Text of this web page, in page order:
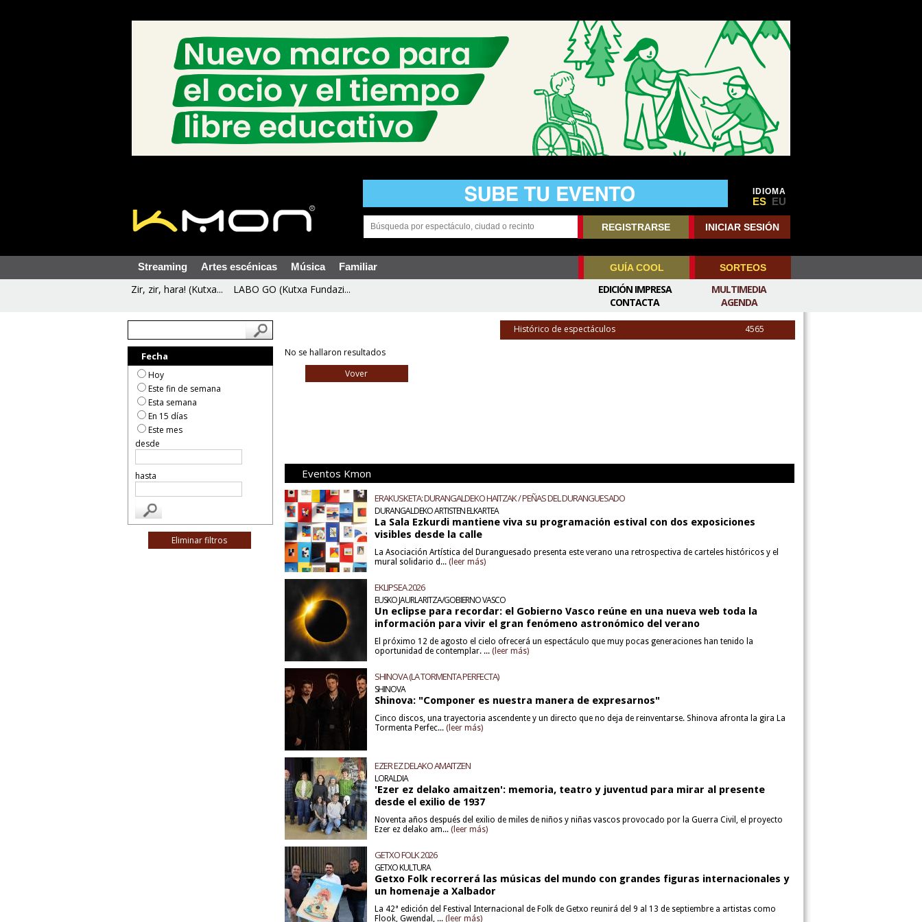
IDIOMA
ES EU
REGISTRARSE INICIAR SESIÓN
Streaming Artes escénicas Música Familiar GUÍA COOL SORTEOS
Zir, zir, hara! (Kutxa... LABO GO (Kutxa Fundazi...
MULTIMEDIA
AGENDA
EDICIÓN IMPRESA
CONTACTA
Histórico de espectáculos
4565
No se hallaron resultados
Vover
Eventos Kmon
ERAKUSKETA: DURANGALDEKO HAITZAK / PEÑAS DEL DURANGUESADO
DURANGALDEKO ARTISTEN ELKARTEA
La Sala Ezkurdi mantiene viva su programación estival con dos exposiciones
visibles desde la calle
La Asociación Artística del Duranguesado presenta este verano una retrospectiva de carteles históricos y el
mural solidario d... (leer más)
EKLIPSEA 2026
EUSKO JAURLARITZA/GOBIERNO VASCO
Un eclipse para recordar: el Gobierno Vasco reúne en una nueva web toda la
información para vivir el gran fenómeno astronómico del verano
El próximo 12 de agosto el cielo ofrecerá un espectáculo que muy pocas generaciones han tenido la
oportunidad de contemplar. ... (leer más)
SHINOVA (LA TORMENTA PERFECTA)
SHINOVA
Shinova: "Componer es nuestra manera de expresarnos"
Cinco discos, una trayectoria ascendente y un directo que no deja de reinventarse. Shinova afronta la gira La
Tormenta Perfec... (leer más)
EZER EZ DELAKO AMAITZEN
LORALDIA
'Ezer ez delako amaitzen': memoria, teatro y juventud para mirar al presente
desde el exilio de 1937
Noventa años después del exilio de miles de niños y niñas vascos provocado por la Guerra Civil, el proyecto
Ezer ez delako am... (leer más)
GETXO FOLK 2026
GETXO KULTURA
Getxo Folk recorrerá las músicas del mundo con grandes figuras internacionales y
un homenaje a Xalbador
La 42ª edición del Festival Internacional de Folk de Getxo reunirá del 9 al 13 de septiembre a artistas como
Flook, Gwendal, ... (leer más)
Fecha
Hoy
Este fin de semana
Esta semana
En 15 días
Este mes
desde
hasta
Eliminar filtros